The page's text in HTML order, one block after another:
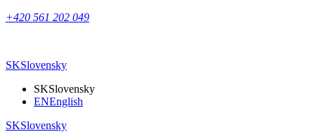
+420 561 202 049
SKSlovensky
SKSlovensky
ENEnglish
SKSlovensky